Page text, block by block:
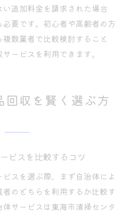
追加料金を請求された場合
要です。初心者や高齢者の方
数業者で比較検討すること
ービスを利用できます。
回収を賢く選ぶ方
ビスを比較するコツ
スを選ぶ際、まず自治体によ
のどちらを利用するか比較す
サービスは東海市清掃センタ